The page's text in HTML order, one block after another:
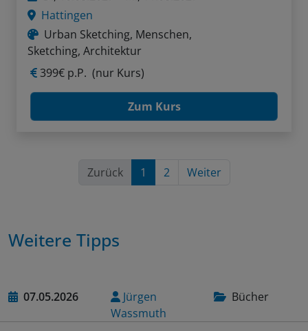
Hattingen
Urban Sketching, Menschen,
Sketching, Architektur
399€ p.P. (nur Kurs)
Zum Kurs
Zurück 1 2 Weiter
Weitere Tipps
07.05.2026
Jürgen
Wassmuth
Bücher